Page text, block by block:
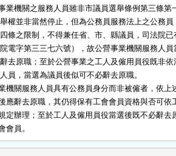
業機關之服務人員雖非市議員選舉條例第三條第
被選舉權並非當然停止，但為公務員服務法上之公務員
第十四條之限制，不得兼任省、市、縣議員，司法院已
六年院電字第三三七六號），故公營事業機關服務人員
似應辭去原職；至於公營事業之工人及僱用員役既非依
之人員，當選為議員後似可不必辭去原職。
務人員具有公務員身分而非被僱者，依上
，其仍得保有工會會員資格與否可依工
於工人及僱用員役當選後既不必辭去原
。